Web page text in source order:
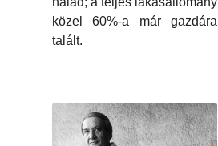
közel 60%-a már gazdára
talált.